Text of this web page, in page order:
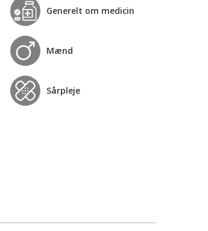
Generelt om medicin
Mænd
Sårpleje